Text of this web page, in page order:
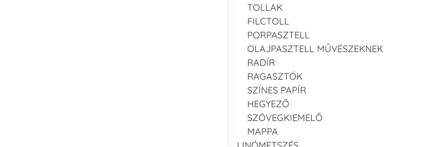
TOLLAK
FILCTOLL
PORPASZTELL
OLAJPASZTELL MŰVÉSZEKNEK
RADÍR
RAGASZTÓK
SZÍNES PAPÍR
HEGYEZŐ
SZÖVEGKIEMELŐ
MAPPA